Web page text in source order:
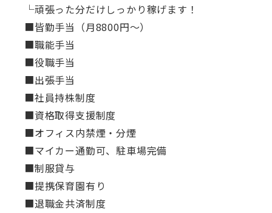
└頑張った分だけしっかり稼げます！
■皆勤手当（月8800円～）
■職能手当
■役職手当
■出張手当
■社員持株制度
■資格取得支援制度
■オフィス内禁煙・分煙
■マイカー通勤可、駐車場完備
■制服貸与
■提携保育園有り
■退職金共済制度